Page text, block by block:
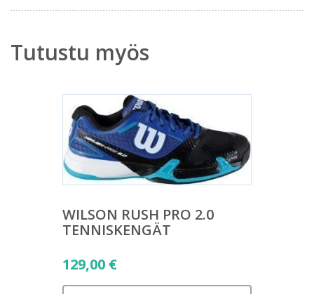
Tutustu myös
WILSON RUSH PRO 2.0
TENNISKENGÄT
129,00 €